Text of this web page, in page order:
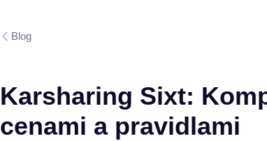
Blog
Karsharing Sixt:
cenami a pravidlami